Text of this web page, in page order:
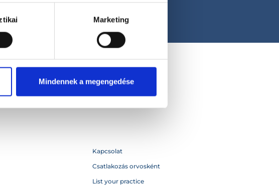
Marketing
Mindennek a megengedése
Kapcsolat
Csatlakozás orvosként
List your practice